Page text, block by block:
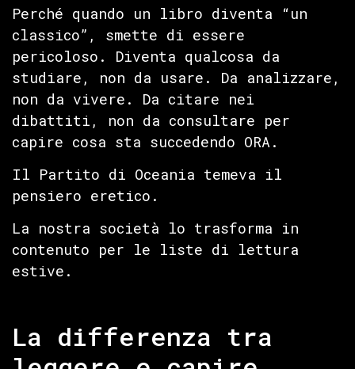
Perché quando un libro diventa “un
classico”, smette di essere
pericoloso. Diventa qualcosa da
studiare, non da usare. Da analizzare,
non da vivere. Da citare nei
dibattiti, non da consultare per
capire cosa sta succedendo ORA.
Il Partito di Oceania temeva il
pensiero eretico.
La nostra società lo trasforma in
contenuto per le liste di lettura
estive.
La differenza tra